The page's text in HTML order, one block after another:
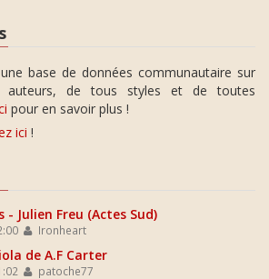
base de données communautaire sur
de tous styles et de toutes
pour en savoir plus !
ici !
- Julien Freu (Actes Sud)
Ironheart
de A.F Carter
patoche77